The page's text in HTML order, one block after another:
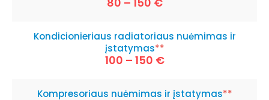
Kondicionieriaus radiatoriaus nuėmimas ir
įstatymas**
100 – 150 €
Kompresoriaus nuėmimas ir įstatymas**